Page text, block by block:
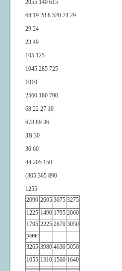
2055 140 615
64 19 28 8 520 74 29
29 24
23 49
105 125
1045 285 725
1010
2560 160 790
68 22 27 10
678 89 36
ЗВ 30
30 60
44 205 150
(305 365 890
1255
2090 2605 3075 3275
1225 1490 1795 2060
1795 2225 2670 3050
раны
3265 3980 4630 5050
1055 1310 1560 1640